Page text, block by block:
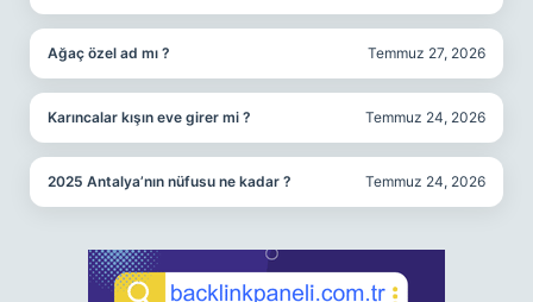
Ağaç özel ad mı ? Temmuz 27, 2026
Karıncalar kışın eve girer mi ? Temmuz 24, 2026
2025 Antalya’nın nüfusu ne kadar ? Temmuz 24, 2026